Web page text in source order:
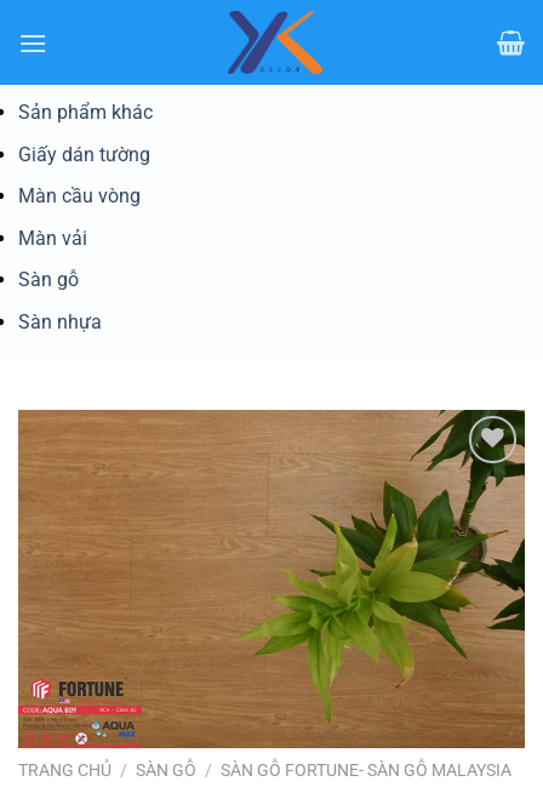
qua
dungSản phẩm khác
Giấy dán tường
Màn cầu vòng
Màn vải
Sàn gỗ
Sàn nhựa
Yêu
thích
TRANG CHỦ / SÀN GỖ / SÀN GỖ FORTUNE- SÀN GỖ MALAYSIA